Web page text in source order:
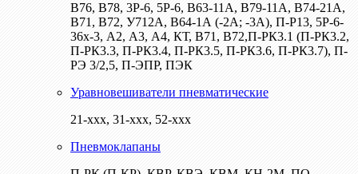
В76, В78, 3Р-6, 5Р-6, В63-11А, В79-11А, В74-21А,
В71, В72, У712А, В64-1А (-2А; -3А), П-Р13, 5Р-6-
36х-3, А2, А3, А4, КТ, В71, В72,П-РК3.1 (П-РК3.2,
П-РК3.3, П-РК3.4, П-РК3.5, П-РК3.6, П-РК3.7), П-
РЭ 3/2,5, П-ЭПР, ПЭК
Уравновешиватели пневматические
21-ххх, 31-ххх, 52-ххх
Пневмоклапаны